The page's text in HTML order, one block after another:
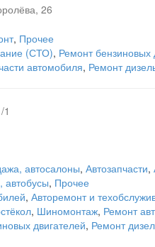
26
, Прочее
(СТО), Ремонт бензиновых
автомобиля, Ремонт
1
автосалоны, Автозапчасти,
, Прочее
, Авторемонт и
, Шиномонтаж, Ремонт
двигателей, Ремонт